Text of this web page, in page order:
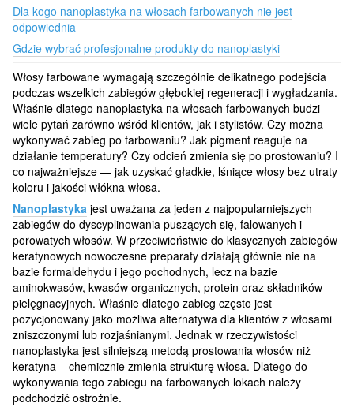
Dla kogo nanoplastyka na włosach farbowanych nie jest
odpowiednia
Gdzie wybrać profesjonalne produkty do nanoplastyki
Włosy farbowane wymagają szczególnie delikatnego podejścia
podczas wszelkich zabiegów głębokiej regeneracji i wygładzania.
Właśnie dlatego nanoplastyka na włosach farbowanych budzi
wiele pytań zarówno wśród klientów, jak i stylistów. Czy można
wykonywać zabieg po farbowaniu? Jak pigment reaguje na
działanie temperatury? Czy odcień zmienia się po prostowaniu? I
co najważniejsze — jak uzyskać gładkie, lśniące włosy bez utraty
koloru i jakości włókna włosa.
Nanoplastyka jest uważana za jeden z najpopularniejszych
zabiegów do dyscyplinowania puszących się, falowanych i
porowatych włosów. W przeciwieństwie do klasycznych zabiegów
keratynowych nowoczesne preparaty działają głównie nie na
bazie formaldehydu i jego pochodnych, lecz na bazie
aminokwasów, kwasów organicznych, protein oraz składników
pielęgnacyjnych. Właśnie dlatego zabieg często jest
pozycjonowany jako możliwa alternatywa dla klientów z włosami
zniszczonymi lub rozjaśnianymi. Jednak w rzeczywistości
nanoplastyka jest silniejszą metodą prostowania włosów niż
keratyna – chemicznie zmienia strukturę włosa. Dlatego do
wykonywania tego zabiegu na farbowanych lokach należy
podchodzić ostrożnie.